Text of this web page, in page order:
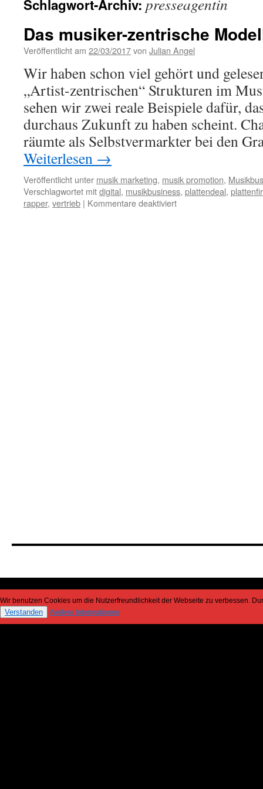
Schlagwort-Archiv: presseagentin
Das musiker-zentrische
Veröffentlicht am 22/03/2017von Julian Angel
Wir haben schon viel gehört und
„Artist-zentrischen“ Strukturen im
sehen wir zwei reale Beispiele dafür,
durchaus Zukunft zu haben scheint.
räumte als Selbstvermarkter bei den
Weiterlesen →
Veröffentlicht unter musik marketing, musik promotion,
Verschlagwortet mitdigital, musikbusiness, plattendeal,
rapper, vertrieb | Kommentare deaktiviert
Wir benutzen Cookies um die Nutzerfreundlichkeit der Webseite zu verbessen.
Verstanden Weitere Informationen